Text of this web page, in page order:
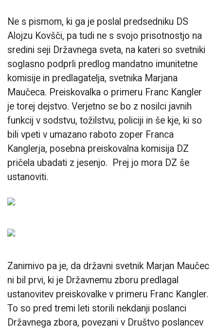
Ne s pismom, ki ga je poslal predsedniku DS
Alojzu Kovšči, pa tudi ne s svojo prisotnostjo na
sredini seji Državnega sveta, na kateri so svetniki
soglasno podprli predlog mandatno imunitetne
komisije in predlagatelja, svetnika Marjana
Maučeca. Preiskovalka o primeru Franc Kangler
je torej dejstvo. Verjetno se bo z nosilci javnih
funkcij v sodstvu, tožilstvu, policiji in še kje, ki so
bili vpeti v umazano raboto zoper Franca
Kanglerja, posebna preiskovalna komisija DZ
pričela ubadati z jesenjo. Prej jo mora DZ še
ustanoviti.
Zanimivo pa je, da državni svetnik Marjan Maučec
ni bil prvi, ki je Državnemu zboru predlagal
ustanovitev preiskovalke v primeru Franc Kangler.
To so pred tremi leti storili nekdanji poslanci
Državnega zbora, povezani v Društvo poslancev